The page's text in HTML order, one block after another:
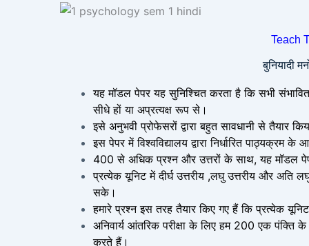
Teach
बुनियादी
यह मॉडल पेपर यह सुनिश्चित करता है कि सभी
सीधे हों या अप्रत्यक्ष रूप से।
इसे अनुभवी प्रोफेसरों द्वारा बहुत सावधानी से तैयार
इस पेपर में विश्वविद्यालय द्वारा निर्धारित पाठ्यक्रम
400 से अधिक प्रश्न और उत्तरों के साथ, यह मॉडल
प्रत्येक यूनिट में दीर्घ उत्तरीय ,लघु उत्तरीय और अति
सके।
हमारे प्रश्न इस तरह तैयार किए गए हैं कि प्रत्येक
अनिवार्य आंतरिक परीक्षा के लिए हम 200 एक
करते हैं।